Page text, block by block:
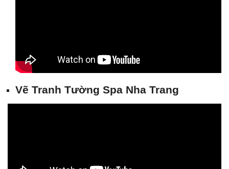
Vẽ Tranh Tường Spa Nha Trang